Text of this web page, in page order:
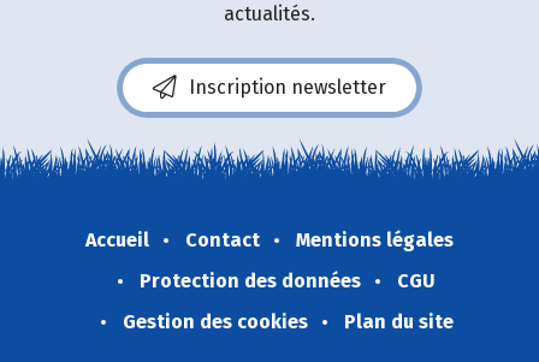
actualités.
Inscription newsletter
Accueil Contact
Mentions légales
Protection des données
CGU
Gestion des cookies
Plan du site